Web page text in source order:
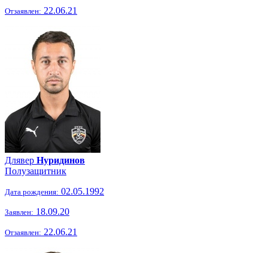
Отзаявлен: 22.06.21
Длявер Нуридинов
Полузащитник
Дата рождения: 02.05.1992
Заявлен: 18.09.20
Отзаявлен: 22.06.21